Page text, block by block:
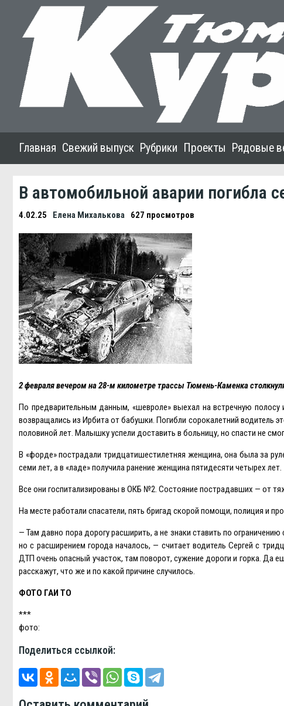
Главная Свежий выпуск Рубрики Проекты Рядовые
В автомобильной аварии погибла
4.02.25 Елена Михалькова 627 просмотров
2 февраля вечером на 28-м километре трассы Тюмень-Каменка
По предварительным данным, «шевроле» выехал на встречную
возвращались из Ирбита от бабушки. Погибли сорокалетний водитель
половиной лет. Малышку успели доставить в больницу, но спасти не
В «форде» пострадали тридцатишестилетняя женщина, она была за
семи лет, а в «ладе» получила ранение женщина пятидесяти четырех лет.
Все они госпитализированы в ОКБ №2. Состояние пострадавших — от
На месте работали спасатели, пять бригад скорой помощи, полиция и
— Там давно пора дорогу расширить, а не знаки ставить по
но с расширением города началось, — считает водитель Сергей с
ДТП очень опасный участок, там поворот, сужение дороги и горка. Да
расскажут, что же и по какой причине случилось.
ФОТО ГАИ ТО
***
фото:
Поделиться ссылкой: